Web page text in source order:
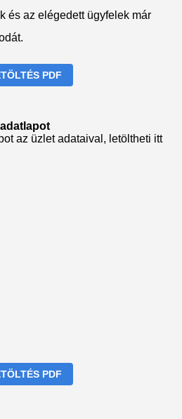
és az elégedett ügyfelek már
PDF
az üzlet adataival, letöltheti itt
PDF